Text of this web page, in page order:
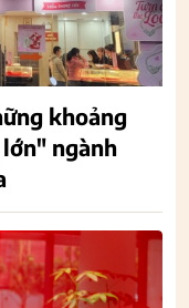
khoảng
ngành